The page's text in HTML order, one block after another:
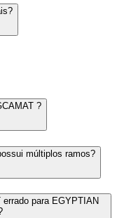
?
múltiplos ramos?
para EGYPTIAN